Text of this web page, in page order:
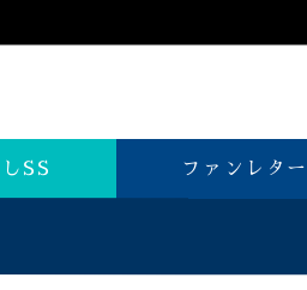
SS ファンレター